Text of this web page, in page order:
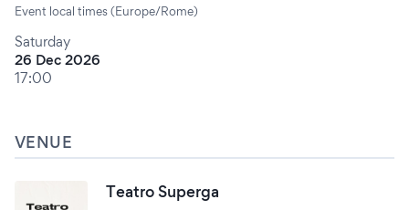
Event local times (Europe/Rome)
Saturday
26 Dec 2026
17:00
VENUE
Teatro Superga